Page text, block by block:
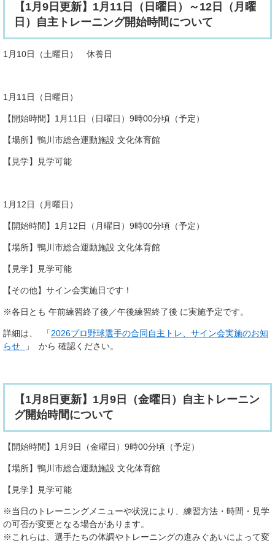
【1月9日更新】1月11日（日曜日）～12日（月曜
日）自主トレーニング開始時間について
1月10日（土曜日） 休養日
1月11日（日曜日）
【開始時間】1月11日（日曜日）9時00分頃（予定）
【場所】鴨川市総合運動施設 文化体育館
【見学】見学可能
1月12日（月曜日）
【開始時間】1月12日（月曜日）9時00分頃（予定）
【場所】鴨川市総合運動施設 文化体育館
【見学】見学可能
【その他】サイン会実施日です！
※各日とも 午前練習終了後／午後練習終了後 に実施予定です。
詳細は、 「2026プロ野球選手の合同自主トレ、サイン会実施のお知
らせ
」 から 確認ください。
【1月8日更新】1月9日（金曜日）自主トレーニン
グ開始時間について
【開始時間】1月9日（金曜日）9時00分頃（予定）
【場所】鴨川市総合運動施設 文化体育館
【見学】見学可能
※当日のトレーニングメニューや状況により、練習方法・時間・見学
の可否が変更となる場合があります。
※これらは、選手たちの体調やトレーニングの進みぐあいによって変